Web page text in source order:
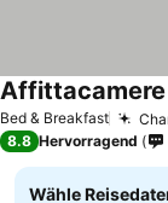
Bed & Breakfast
8.8 Hervorragend
Wähle